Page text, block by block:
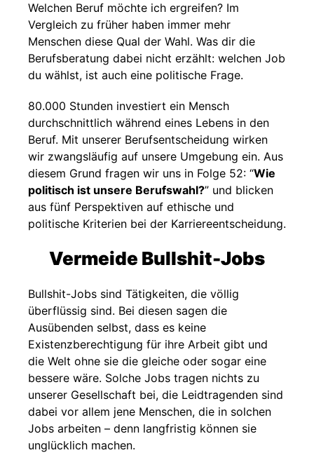
Welchen Beruf möchte ich ergreifen? Im
Vergleich zu früher haben immer mehr
Menschen diese Qual der Wahl. Was dir die
Berufsberatung dabei nicht erzählt: welchen Job
du wählst, ist auch eine politische Frage.
80.000 Stunden investiert ein Mensch
durchschnittlich während eines Lebens in den
Beruf. Mit unserer Berufsentscheidung wirken
wir zwangsläufig auf unsere Umgebung ein. Aus
diesem Grund fragen wir uns in Folge 52: “Wie
politisch ist unsere Berufswahl?” und blicken
aus fünf Perspektiven auf ethische und
politische Kriterien bei der Karriereentscheidung.
Vermeide Bullshit-Jobs
Bullshit-Jobs sind Tätigkeiten, die völlig
überflüssig sind. Bei diesen sagen die
Ausübenden selbst, dass es keine
Existenzberechtigung für ihre Arbeit gibt und
die Welt ohne sie die gleiche oder sogar eine
bessere wäre. Solche Jobs tragen nichts zu
unserer Gesellschaft bei, die Leidtragenden sind
dabei vor allem jene Menschen, die in solchen
Jobs arbeiten – denn langfristig können sie
unglücklich machen.